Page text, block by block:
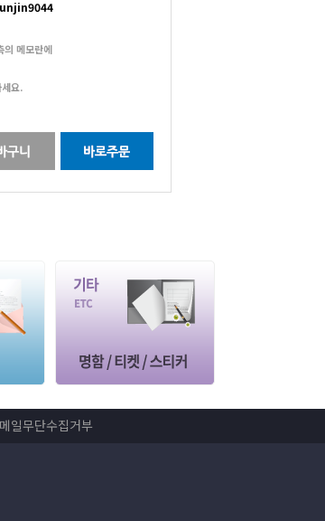
의 메모란에
요.
일무단수집거부